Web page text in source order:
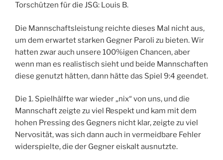
Torschützen für die JSG: Louis B.
Die Mannschaftsleistung reichte dieses Mal nicht aus,
um dem erwartet starken Gegner Paroli zu bieten. Wir
hatten zwar auch unsere 100%igen Chancen, aber
wenn man es realistisch sieht und beide Mannschaften
diese genutzt hätten, dann hätte das Spiel 9:4 geendet.
Die 1. Spielhälfte war wieder „nix“ von uns, und die
Mannschaft zeigte zu viel Respekt und kam mit dem
hohen Pressing des Gegners nicht klar, zeigte zu viel
Nervosität, was sich dann auch in vermeidbare Fehler
widerspielte, die der Gegner eiskalt ausnutzte.